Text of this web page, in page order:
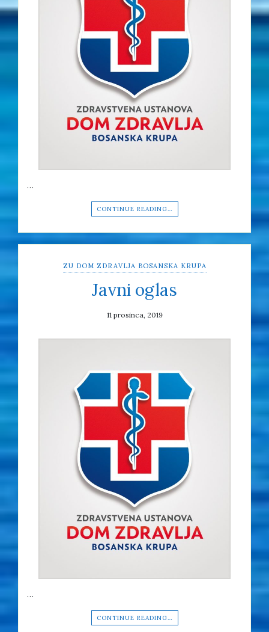
…
CONTINUE READING…
ZU DOM ZDRAVLJA BOSANSKA KRUPA
Javni oglas
11 prosinca, 2019
…
CONTINUE READING…